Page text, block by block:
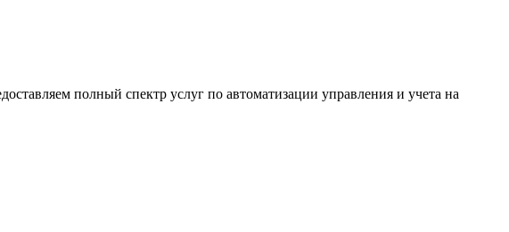
полный спектр услуг по автоматизации управления и учета на